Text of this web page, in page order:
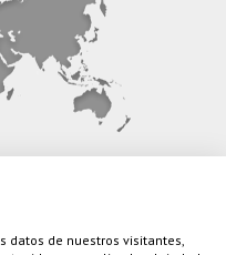
datos de nuestros visitantes,